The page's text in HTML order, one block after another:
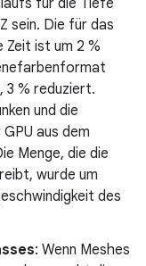
für die Tiefe
sein. Die für das
ist um 2 %
3 % reduziert.
und die
aus dem
Menge, die die
wurde um
des
: Wenn Meshes